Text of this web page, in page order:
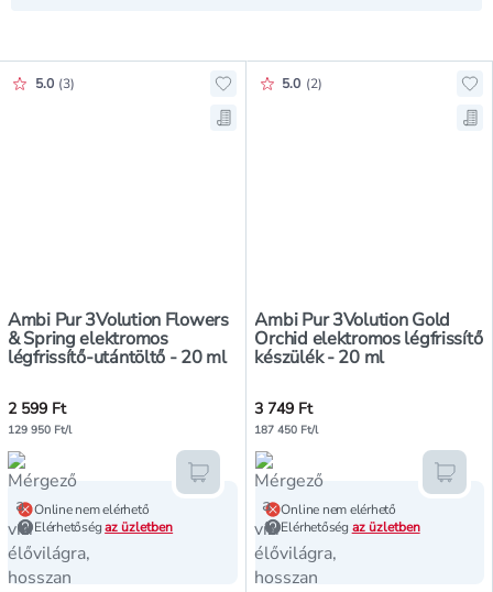
Ambi Pur 3Volution Flowers
& Spring elektromos
légfrissítő-utántöltő - 20 ml
Értékelés pontszáma:
5.0 (3)
Hozzáadás a kedvencekhez,
Mentés a bevásárló listára,
2 599 Ft
129 950 Ft/l
Online nem elérhető
Elérhetőségaz üzletben
Kosárba teszem
Ambi Pur 3Volution Gold
Orchid elektromos légfrissítő
készülék - 20 ml
Értékelés pontszáma:
5.0 (2)
3 749 Ft
187 450 Ft/l
Online nem elérhető
Elérhetőség az üzletben